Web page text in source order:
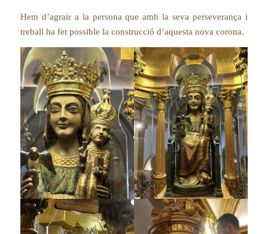
Hem d’agrair a la persona que amb la seva perseverança i
treball ha fet possible la construcció d’aquesta nova corona.